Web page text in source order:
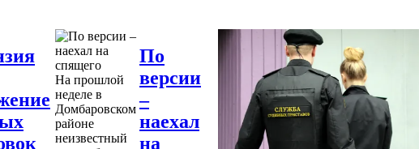
На прошлой
неделе в
Домбаровском
районе
неизвестный
По
версии
–
наехал
на